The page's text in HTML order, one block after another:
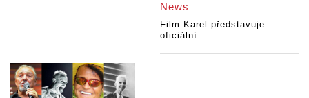
News
Film Karel představuje
oficiální...